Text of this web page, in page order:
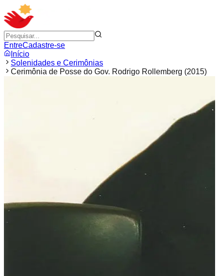
EntreCadastre-se
Início
Solenidades e Cerimônias
Cerimônia de Posse do Gov. Rodrigo Rollemberg (2015)